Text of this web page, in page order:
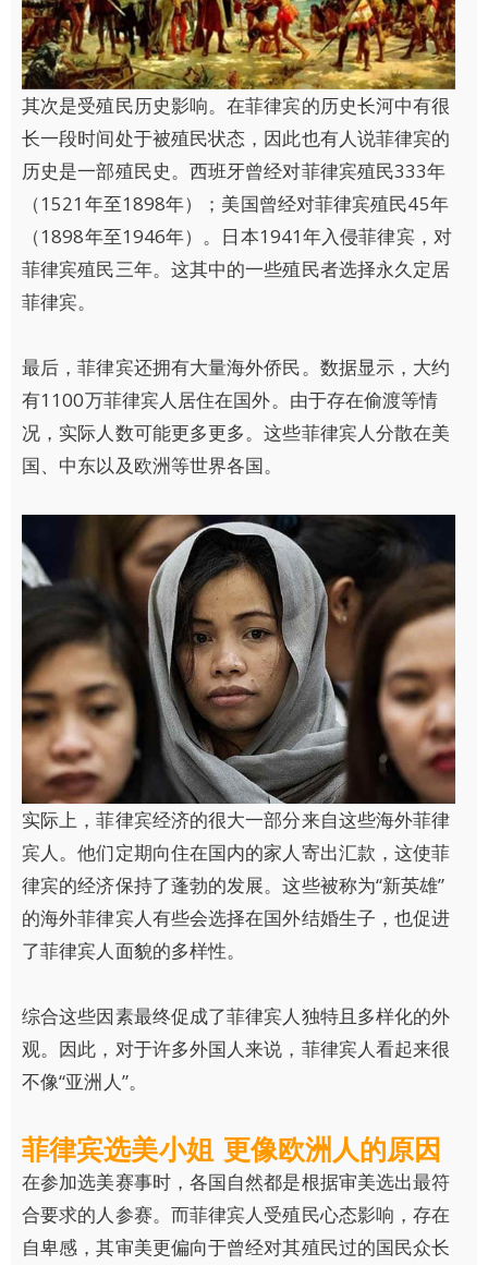
其次是受殖民历史影响。在菲律宾的历史长河中有很
长一段时间处于被殖民状态，因此也有人说菲律宾的
历史是一部殖民史。西班牙曾经对菲律宾殖民333年
（1521年至1898年）；美国曾经对菲律宾殖民45年
（1898年至1946年）。日本1941年入侵菲律宾，对
菲律宾殖民三年。这其中的一些殖民者选择永久定居
菲律宾。
最后，菲律宾还拥有大量海外侨民。数据显示，大约
有1100万菲律宾人居住在国外。由于存在偷渡等情
况，实际人数可能更多更多。这些菲律宾人分散在美
国、中东以及欧洲等世界各国。
实际上，菲律宾经济的很大一部分来自这些海外菲律
宾人。他们定期向住在国内的家人寄出汇款，这使菲
律宾的经济保持了蓬勃的发展。这些被称为“新英雄”
的海外菲律宾人有些会选择在国外结婚生子，也促进
了菲律宾人面貌的多样性。
综合这些因素最终促成了菲律宾人独特且多样化的外
观。因此，对于许多外国人来说，菲律宾人看起来很
不像“亚洲人”。
菲律宾选美小姐 更像欧洲人的原因
在参加选美赛事时，各国自然都是根据审美选出最符
合要求的人参赛。而菲律宾人受殖民心态影响，存在
自卑感，其审美更偏向于曾经对其殖民过的国民众长